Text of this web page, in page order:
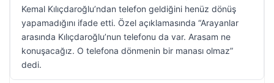
Kemal Kılıçdaroğlu’ndan telefon geldiğini henüz dönüş
yapamadığını ifade etti. Özel açıklamasında “Arayanlar
arasında Kılıçdaroğlu’nun telefonu da var. Arasam ne
konuşacağız. O telefona dönmenin bir manası olmaz”
dedi.